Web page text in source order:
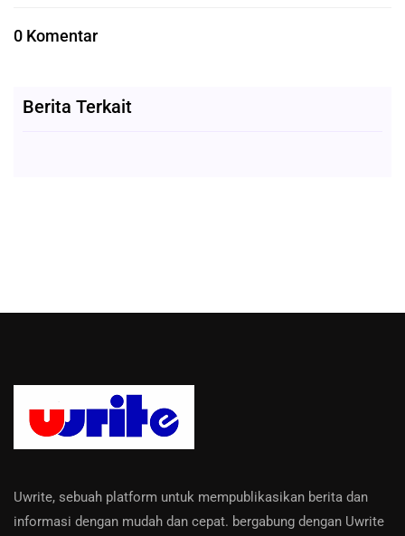
0 Komentar
Berita Terkait
Uwrite, sebuah platform untuk mempublikasikan berita dan
informasi dengan mudah dan cepat. bergabung dengan Uwrite